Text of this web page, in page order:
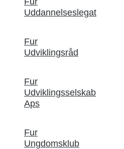
Uddannelseslegat
Fur
Udviklingsråd
Fur
Udviklingsselskab
Aps
Fur
Ungdomsklub